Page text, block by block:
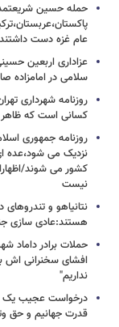
حمله حسین
عام غزه دست داشتند
عزاداری اربعین
سلامی در امامزاده
روزنامه شهرداری
کسانی است که ظاهر
روزنامه جمهوری
نزدیک می شود،عده
کشور می شوند/
نیست
نتانیاهو و
هستند:عادی سازی
حملات برادر داماد
افشای سخنرانی اش
نداریم"
درخواست عجیب یک
قدرت جهانیم و حق